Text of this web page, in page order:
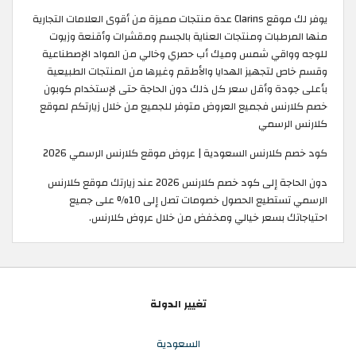
يوفر لك موقع Clarins عدة منتجات مميزة من أقوى العلامات التجارية
منها المرطبات ومنتجات العناية بالجسم ومقشرات وأقنعة وزيوت
للوجه وواقي شمس وميك أب حصري وخالي من المواد الإصطناعية
وقسم خاص لتجهيز الهدايا والأطقم وغيرها من المنتجات الطبيعية
بأعلى جودة وأقل سعر كل ذلك دون الحاجة حتى لإستخدام كوبون
خصم كلارنس فجميع العروض متوفر للجميع من خلال زيارتكم لموقع
كلارنس الرسمي ​
كود خصم كلارنس السعودية | عروض موقع كلارنس الرسمي 2026
دون الحاجة إلى كود خصم كلارنس 2026 عند زيارتك موقع كلارنس
الرسمي تستطيع الحصول خصومات تصل إلى 10% على جميع
احتياجاتك بسعر خيالي ومخفض من خلال عروض كلارنس.
تغيير الدولة
السعودية